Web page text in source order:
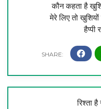
कौन कहता है
मेरे लिए तो
हैप्पी
रिश्ता है